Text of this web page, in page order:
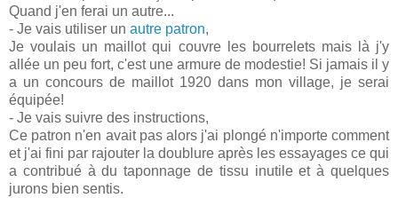
Quand j'en ferai un autre...
- Je vais utiliser un autre patron,
Je voulais un maillot qui couvre les bourrelets mais là j'y
allée un peu fort, c'est une armure de modestie! Si jamais il y
a un concours de maillot 1920 dans mon village, je serai
équipée!
- Je vais suivre des instructions,
Ce patron n'en avait pas alors j'ai plongé n'importe comment
et j'ai fini par rajouter la doublure après les essayages ce qui
a contribué à du taponnage de tissu inutile et à quelques
jurons bien sentis.